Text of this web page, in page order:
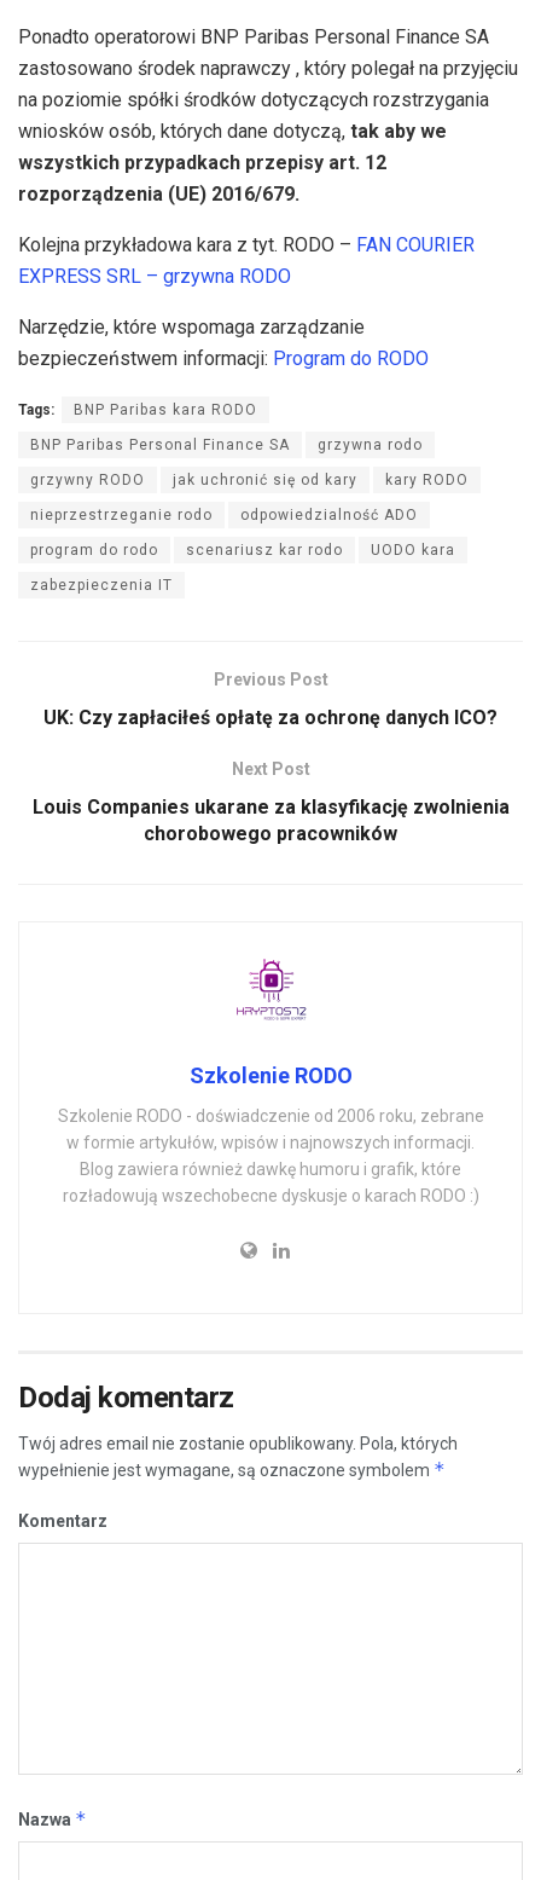
Ponadto operatorowi BNP Paribas Personal Finance SA
zastosowano środek naprawczy , który polegał na przyjęciu
na poziomie spółki środków dotyczących rozstrzygania
wniosków osób, których dane dotyczą, tak aby we
wszystkich przypadkach przepisy art. 12
rozporządzenia (UE) 2016/679.
Kolejna przykładowa kara z tyt. RODO – FAN COURIER
EXPRESS SRL – grzywna RODO
Narzędzie, które wspomaga zarządzanie
bezpieczeństwem informacji: Program do RODO
Tags: BNP Paribas kara RODO
BNP Paribas Personal Finance SA grzywna rodo
grzywny RODO jak uchronić się od kary kary RODO
nieprzestrzeganie rodo odpowiedzialność ADO
program do rodo scenariusz kar rodo UODO kara
zabezpieczenia IT
Previous Post
UK: Czy zapłaciłeś opłatę za ochronę danych ICO?
Next Post
Louis Companies ukarane za klasyfikację zwolnienia
chorobowego pracowników
Szkolenie RODO
Szkolenie RODO - doświadczenie od 2006 roku, zebrane
w formie artykułów, wpisów i najnowszych informacji.
Blog zawiera również dawkę humoru i grafik, które
rozładowują wszechobecne dyskusje o karach RODO :)
Dodaj komentarz
Twój adres email nie zostanie opublikowany. Pola, których
wypełnienie jest wymagane, są oznaczone symbolem *
Komentarz
Nazwa *